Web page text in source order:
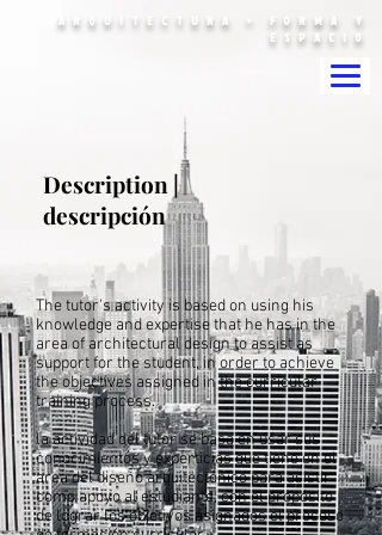
ARQUITECTURA + FORMA Y
ESPACIO
Description |
descripción
The tutor's activity is based on using his
knowledge and expertise that he has in the
area of architectural design to assist as
support for the student, in order to achieve
the objectives assigned in the curricular
training process.
la actividad del tutor se basa en usar sus
conocimientos y experticias que tiene en el
area del diseño arquitectónico para asistir
como apoyo al estudiante, con el propósito
de lograr los objetivos asignados el proceso